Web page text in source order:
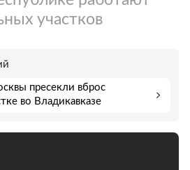
участков
пресекли вброс
во Владикавказе